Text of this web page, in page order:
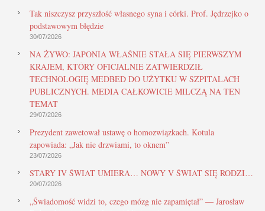
Tak niszczysz przyszłość własnego syna i córki. Prof. Jędrzejko o
podstawowym błędzie
30/07/2026
NA ŻYWO: JAPONIA WŁAŚNIE STAŁA SIĘ PIERWSZYM
KRAJEM, KTÓRY OFICJALNIE ZATWIERDZIŁ
TECHNOLOGIĘ MEDBED DO UŻYTKU W SZPITALACH
PUBLICZNYCH. MEDIA CAŁKOWICIE MILCZĄ NA TEN
TEMAT
29/07/2026
Prezydent zawetował ustawę o homozwiązkach. Kotula
zapowiada: „Jak nie drzwiami, to oknem”
23/07/2026
STARY IV ŚWIAT UMIERA… NOWY V ŚWIAT SIĘ RODZI…
20/07/2026
„Świadomość widzi to, czego mózg nie zapamiętał” — Jarosław